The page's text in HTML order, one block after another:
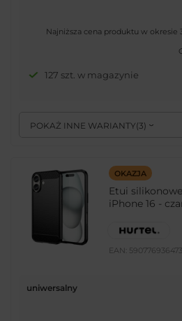
POKAŻ INNE WARIANTY(3)
Najniższa cena produktu w
127 szt. w magazynie
OKAZJA
Etui
iPhone 16 -
EAN:
uniwersalny